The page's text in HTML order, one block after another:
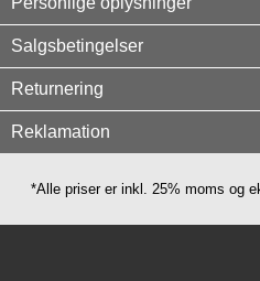
Salgsbetingelser
Returnering
Reklamation
*Alle priser er inkl. 25% moms og